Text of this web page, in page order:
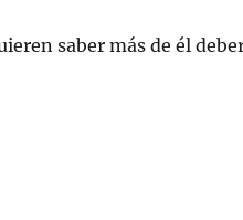
saber más de él